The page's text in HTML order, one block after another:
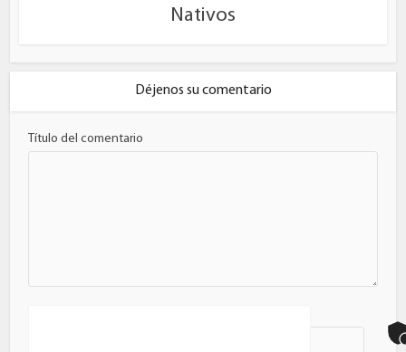
Nativos
Déjenos su comentario
Título del comentario